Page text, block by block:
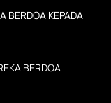
BERDOA KEPADA
BERDOA